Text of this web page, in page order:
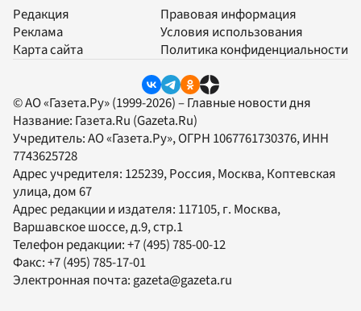
Редакция
Реклама
Карта сайта
Правовая информация
Условия использования
Политика конфиденциальности
© АО «Газета.Ру» (1999-2026) – Главные новости дня
Название: Газета.Ru (Gazeta.Ru)
Учредитель:АО «Газета.Ру», ОГРН 1067761730376, ИНН
7743625728
Адрес учредителя: 125239, Россия, Москва, Коптевская
улица, дом 67
Адрес редакции и издателя: 117105, г. Москва,
Варшавское шоссе, д.9, стр.1
Телефон редакции:+7 (495) 785-00-12
Факс:+7 (495) 785-17-01
Электронная почта:gazeta@gazeta.ru